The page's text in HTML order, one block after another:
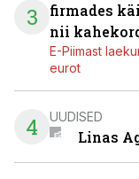
3
firmades
nii
E-Piimast
eurot
4 UUDISED
Linas